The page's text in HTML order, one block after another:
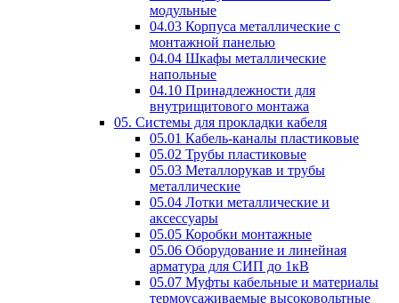
модульные
04.03 Корпуса металлические с
монтажной панелью
04.04 Шкафы металлические
напольные
04.10 Принадлежности для
внутрищитового монтажа
05. Системы для прокладки кабеля
05.01 Кабель-каналы пластиковые
05.02 Трубы пластиковые
05.03 Металлорукав и трубы
металлические
05.04 Лотки металлические и
аксессуары
05.05 Коробки монтажные
05.06 Оборудование и линейная
арматура для СИП до 1кВ
05.07 Муфты кабельные и материалы
термоусаживаемые высоковольтные